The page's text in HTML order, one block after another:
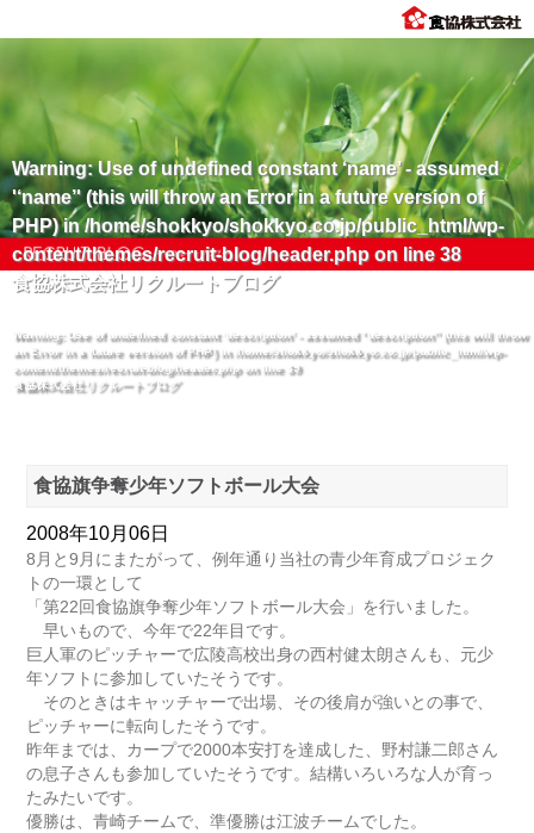
Warning: Use of undefined constant ‘name’ - assumed
'‘name’' (this will throw an Error in a future version of
PHP) in/home/shokkyo/shokkyo.co.jp/public_html/wp-
content/themes/recruit-blog/header.php on line38
食協株式会社リクルートブログ
Warning: Use of undefined constant ‘description’ - assumed '‘description’' (this will throw
an Error in a future version of PHP) in /home/shokkyo/shokkyo.co.jp/public_html/wp-
content/themes/recruit-blog/header.phpon line 39
食協株式会社リクルートブログ
食協旗争奪少年ソフトボール大会
2008年10月06日
8月と9月にまたがって、例年通り当社の青少年育成プロジェク
トの一環として
「第22回食協旗争奪少年ソフトボール大会」を行いました。
早いもので、今年で22年目です。
巨人軍のピッチャーで広陵高校出身の西村健太朗さんも、元少
年ソフトに参加していたそうです。
そのときはキャッチャーで出場、その後肩が強いとの事で、
ピッチャーに転向したそうです。
昨年までは、カープで2000本安打を達成した、野村謙二郎さん
の息子さんも参加していたそうです。結構いろいろな人が育っ
たみたいです。
優勝は、青崎チームで、準優勝は江波チームでした。